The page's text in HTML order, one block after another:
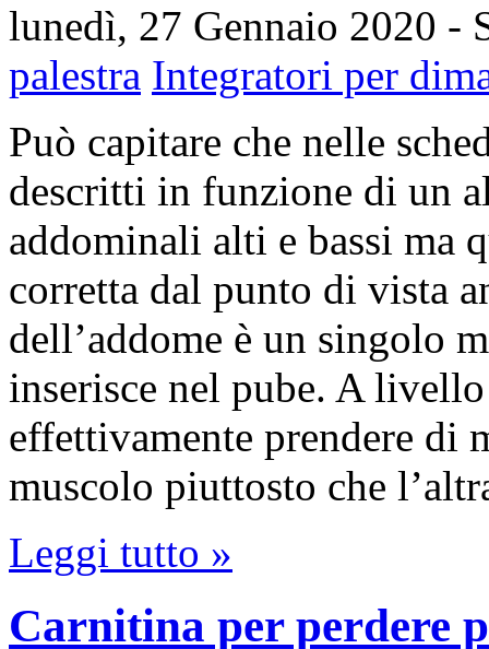
lunedì, 27 Gennaio 2020 -
palestra Integratori per
Può capitare che nelle
descritti in funzione di un
addominali alti e bassi ma
corretta dal punto di vista
dell’addome è un singolo
inserisce nel pube. A
effettivamente prendere di
muscolo piuttosto che
Leggi tutto »
Carnitina per perdere